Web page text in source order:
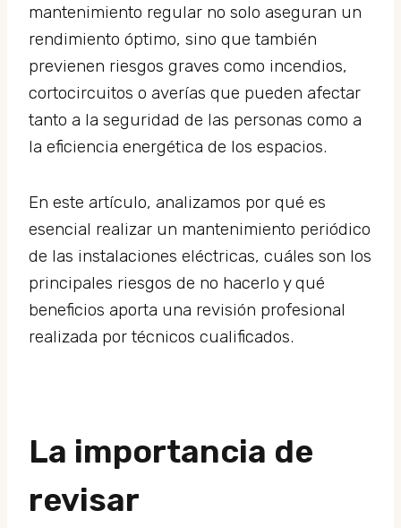
mantenimiento regular no solo aseguran un
rendimiento óptimo, sino que también
previenen riesgos graves como incendios,
cortocircuitos o averías que pueden afectar
tanto a la seguridad de las personas como a
la eficiencia energética de los espacios.
En este artículo, analizamos por qué es
esencial realizar un mantenimiento periódico
de las instalaciones eléctricas, cuáles son los
principales riesgos de no hacerlo y qué
beneficios aporta una revisión profesional
realizada por técnicos cualificados.
La importancia de
revisar